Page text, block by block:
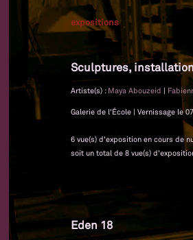
expositions
Sculptures,
Artiste(s) : Maya Abouzeid |
Galerie de l'École | Vernissage le
6 vue(s) d'exposition en cours de
soit un total de 8 vue(s)
Eden 18